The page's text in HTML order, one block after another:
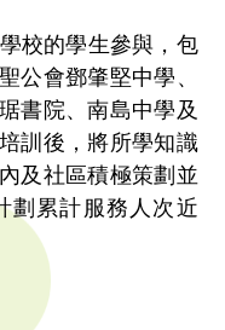
校的學生參與，包
公會鄧肇堅中學、
書院、南島中學及
訓後，將所學知識
及社區積極策劃並
劃累計服務人次近